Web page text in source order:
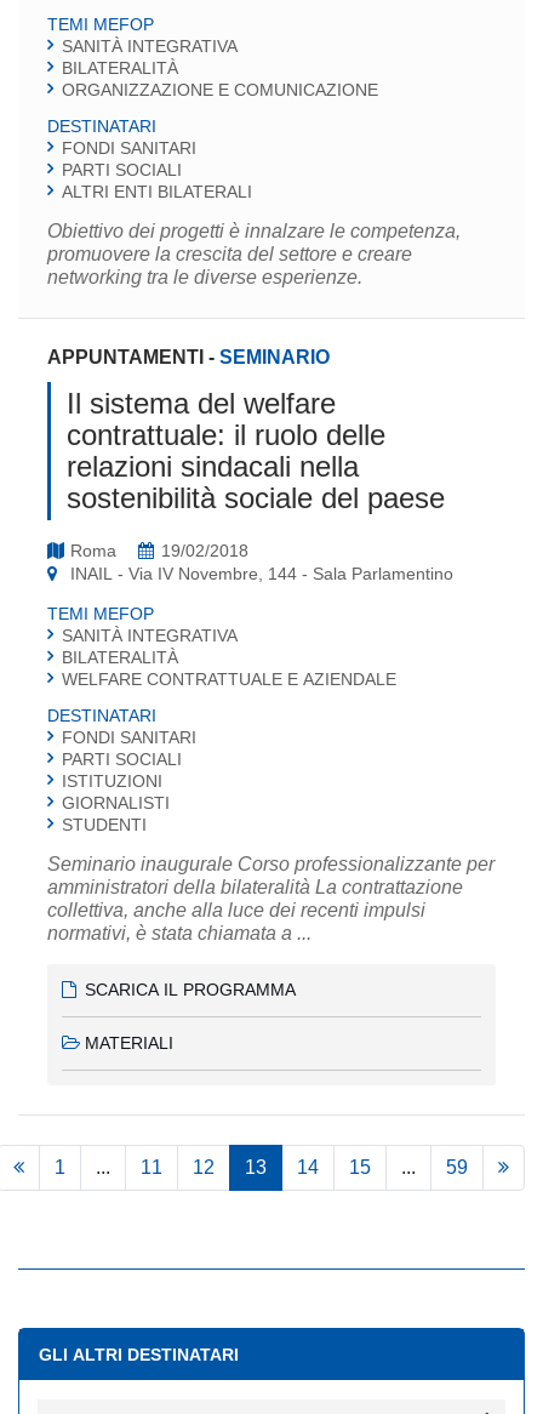
TEMI MEFOP
SANITÀ INTEGRATIVA
BILATERALITÀ
ORGANIZZAZIONE E COMUNICAZIONE
DESTINATARI
FONDI SANITARI
PARTI SOCIALI
ALTRI ENTI BILATERALI
Obiettivo dei progetti è innalzare le competenza,
promuovere la crescita del settore e creare
networking tra le diverse esperienze.
APPUNTAMENTI - SEMINARIO
Il sistema del welfare
contrattuale: il ruolo delle
relazioni sindacali nella
sostenibilità sociale del paese
Roma
19/02/2018
INAIL - Via IV Novembre, 144 - Sala Parlamentino
TEMI MEFOP
SANITÀ INTEGRATIVA
BILATERALITÀ
WELFARE CONTRATTUALE E AZIENDALE
DESTINATARI
FONDI SANITARI
PARTI SOCIALI
ISTITUZIONI
GIORNALISTI
STUDENTI
Seminario inaugurale Corso professionalizzante per
amministratori della bilateralità La contrattazione
collettiva, anche alla luce dei recenti impulsi
normativi, è stata chiamata a ...
SCARICA IL PROGRAMMA
MATERIALI
1 ... 11 12 13 14 15 ... 59
GLI ALTRI DESTINATARI